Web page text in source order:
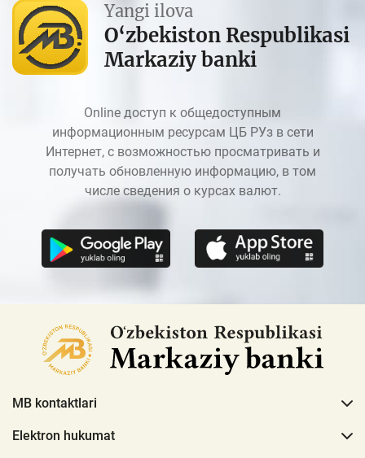
Yangi ilova
O‘zbekiston Respublikasi
Markaziy banki
Online доступ к общедоступным
информационным ресурсам ЦБ РУз в сети
Интернет, с возможностью просматривать и
получать обновленную информацию, в том
числе сведения о курсах валют.
MB kontaktlari
Elektron hukumat